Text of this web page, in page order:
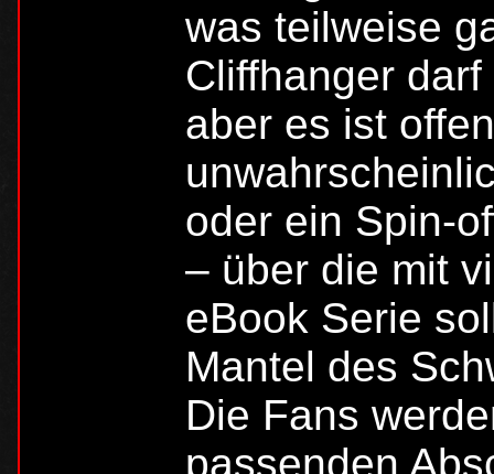
was teilweise
Cliffhanger
aber es ist
oder ein Spin-
– über die mit
eBook Serie
Mantel des
Die Fans
passenden